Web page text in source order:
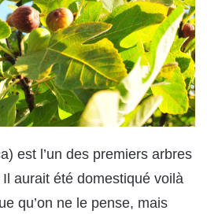
est l’un des premiers arbres
aurait été domestiqué voilà
qu’on ne le pense, mais